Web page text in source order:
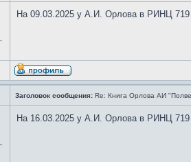
На 09.03.2025 у А.И. Орлова в РИНЦ 719
Заголовок сообщения: Re: Книга Орлова АИ
На 16.03.2025 у А.И. Орлова в РИНЦ 719